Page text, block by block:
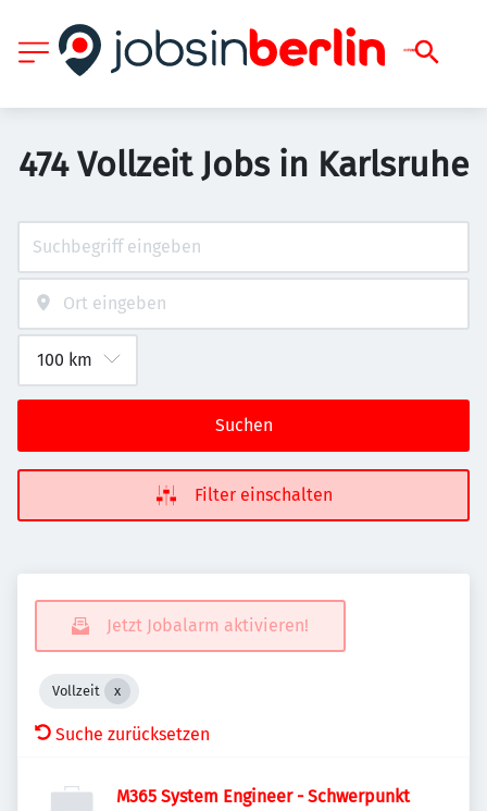
474 Vollzeit Jobs in Karlsruhe
Suchen
Filter einschalten
Jetzt Jobalarm aktivieren!
Vollzeit
Suche zurücksetzen
M365 System Engineer - Schwerpunkt